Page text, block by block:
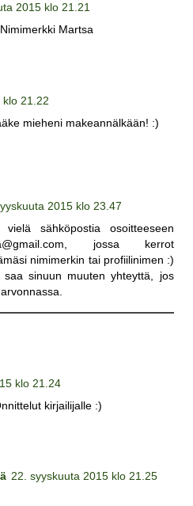
2015 klo 21.21
Martsa
klo 21.22
mieheni makeannälkään! :)
2015 klo 23.47
vielä sähköpostia osoitteeseen
jossa kerrot
nimimerkin tai profiilinimen :)
sinuun muuten yhteyttä, jos
klo 21.24
kirjailijalle :)
22. syyskuuta 2015 klo 21.25